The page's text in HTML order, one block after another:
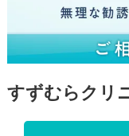
すずむらクリ